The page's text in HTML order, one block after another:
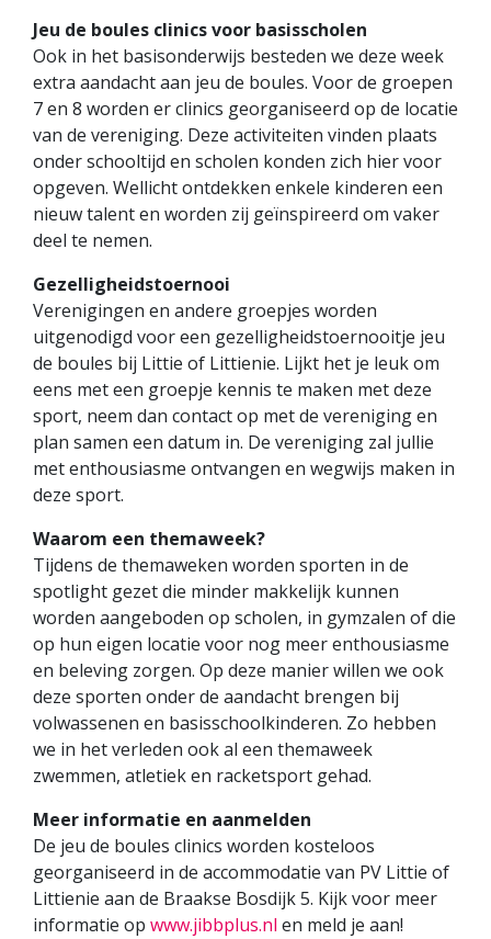
Jeu de boules clinics voor basisscholen
Ook in het basisonderwijs besteden we deze week
extra aandacht aan jeu de boules. Voor de groepen
7 en 8 worden er clinics georganiseerd op de locatie
van de vereniging. Deze activiteiten vinden plaats
onder schooltijd en scholen konden zich hier voor
opgeven. Wellicht ontdekken enkele kinderen een
nieuw talent en worden zij geïnspireerd om vaker
deel te nemen.
Gezelligheidstoernooi
Verenigingen en andere groepjes worden
uitgenodigd voor een gezelligheidstoernooitje jeu
de boules bij Littie of Littienie. Lijkt het je leuk om
eens met een groepje kennis te maken met deze
sport, neem dan contact op met de vereniging en
plan samen een datum in. De vereniging zal jullie
met enthousiasme ontvangen en wegwijs maken in
deze sport.
Waarom een themaweek?
Tijdens de themaweken worden sporten in de
spotlight gezet die minder makkelijk kunnen
worden aangeboden op scholen, in gymzalen of die
op hun eigen locatie voor nog meer enthousiasme
en beleving zorgen. Op deze manier willen we ook
deze sporten onder de aandacht brengen bij
volwassenen en basisschoolkinderen. Zo hebben
we in het verleden ook al een themaweek
zwemmen, atletiek en racketsport gehad.
Meer informatie en aanmelden
De jeu de boules clinics worden kosteloos
georganiseerd in de accommodatie van PV Littie of
Littienie aan de Braakse Bosdijk 5. Kijk voor meer
informatie op www.jibbplus.nl en meld je aan!